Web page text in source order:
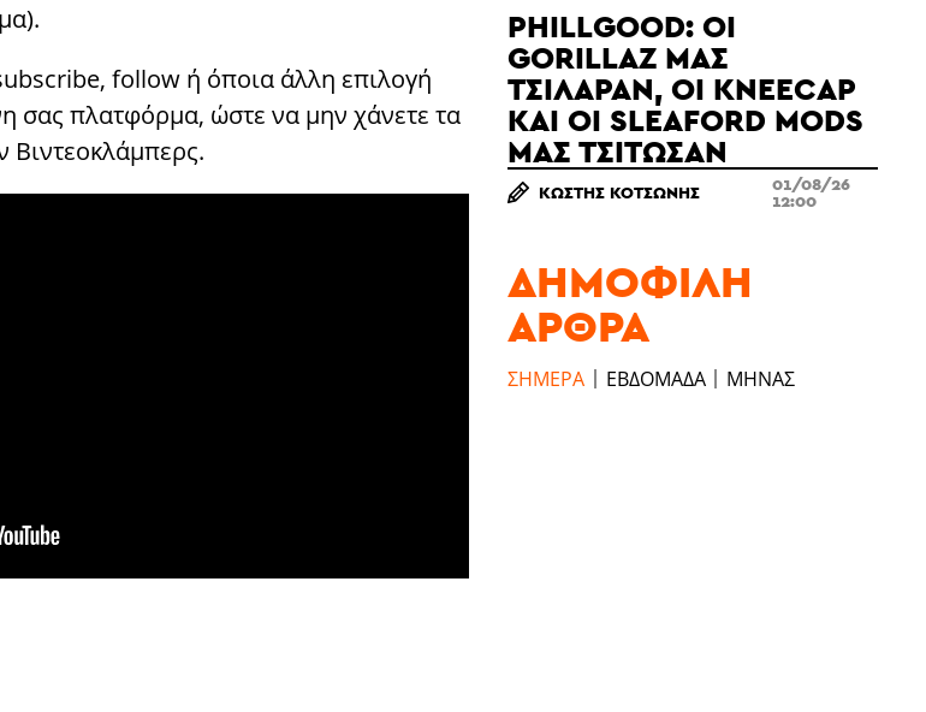
follow ή όποια άλλη επιλογή
σας πλατφόρμα, ώστε να μην χάνετε τα
Βιντεοκλάμπερς.
PHILLGOOD: ΟΙ
GORILLAZ ΜΆΣ
ΤΣΊΛΑΡΑΝ, ΟΙ KNEECAP
ΚΑΙ ΟΙ SLEAFORD MODS
ΜΆΣ ΤΣΊΤΩΣΑΝ
ΚΩΣΤΉΣ ΚΟΤΣΏΝΗΣ 01/08/26
12:00
ΔΗΜΟΦΙΛΉ
ΆΡΘΡΑ
ΣΉΜΕΡΑ ΕΒΔΟΜΆΔΑ ΜΉΝΑΣ